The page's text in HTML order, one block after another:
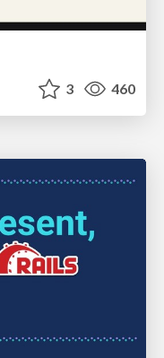
3 460